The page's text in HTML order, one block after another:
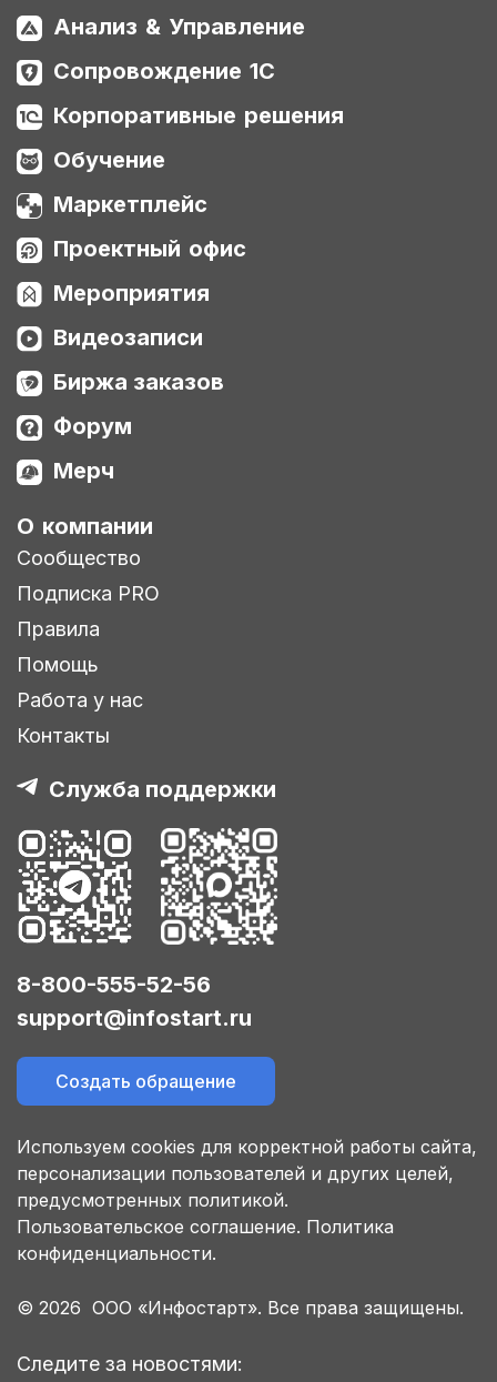
Анализ & Управление
Сопровождение 1С
Корпоративные решения
Обучение
Маркетплейс
Проектный офис
Мероприятия
Видеозаписи
Биржа заказов
Форум
Мерч
О компании
Сообщество
Подписка PRO
Правила
Помощь
Работа у нас
Контакты
Служба поддержки
8-800-555-52-56
support@infostart.ru
Создать обращение
Используем cookies для корректной работы сайта,
персонализации пользователей и других целей,
предусмотренных политикой.
Пользовательское соглашение. Политика
конфиденциальности.
© 2026 ООО «Инфостарт». Все права защищены.
Следите за новостями: